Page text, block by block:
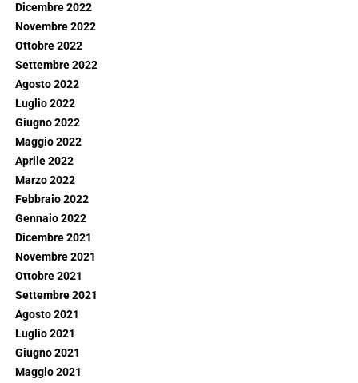
Dicembre 2022
Novembre 2022
Ottobre 2022
Settembre 2022
Agosto 2022
Luglio 2022
Giugno 2022
Maggio 2022
Aprile 2022
Marzo 2022
Febbraio 2022
Gennaio 2022
Dicembre 2021
Novembre 2021
Ottobre 2021
Settembre 2021
Agosto 2021
Luglio 2021
Giugno 2021
Maggio 2021